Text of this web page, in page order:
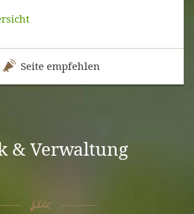
Seite empfehlen
& Verwaltung